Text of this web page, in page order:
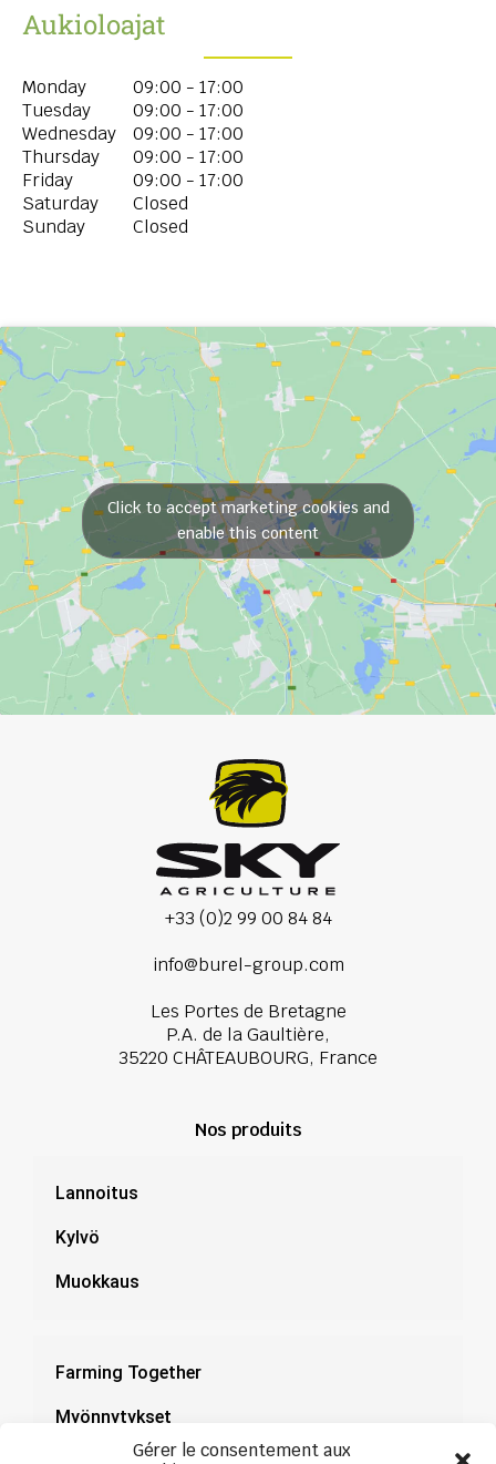
Gérer le consentement aux
Aukioloajat
Monday
09:00 - 17:00
Tuesday
09:00 - 17:00
Wednesday
09:00 - 17:00
Thursday
09:00 - 17:00
Friday
09:00 - 17:00
Saturday
Closed
Sunday
Closed
Click to accept marketing cookies and
enable this content
+33 (0)2 99 00 84 84
info@burel-group.com
Les Portes de Bretagne
P.A. de la Gaultière,
35220 CHÂTEAUBOURG, France
Nos produits
Lannoitus
Kylvö
Muokkaus
Farming Together
Myönnytykset